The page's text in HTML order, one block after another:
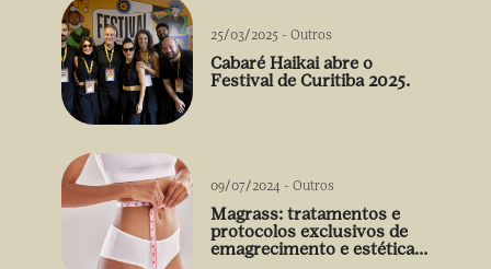
25/03/2025 - Outros
Cabaré Haikai abre o
Festival de Curitiba 2025.
09/07/2024 - Outros
Magrass: tratamentos e
protocolos exclusivos de
emagrecimento e estética